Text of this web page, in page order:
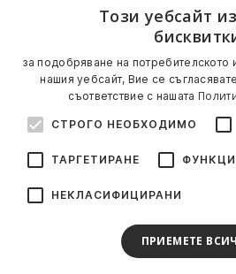
Този уебсайт
за подобряване на потребителското
нашия уебсайт, Вие се
съответствие с нашата
СТРОГО НЕОБХОДИМО
ТАРГЕТИРАНЕ
НЕКЛАСИФИЦИРАНИ
ПРИЕМЕТЕ